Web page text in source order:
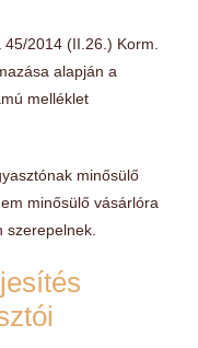
45/2014 (II.26.) Korm.
alapján a
melléklet
minősülő
minősülő vásárlóra
szerepelnek.